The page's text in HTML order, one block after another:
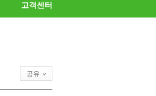
고객센터
공유